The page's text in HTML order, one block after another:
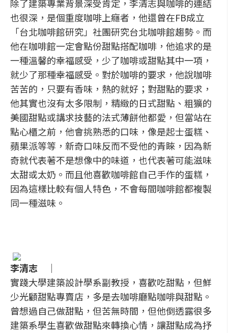
除了建築專業背景深受肯定，李清志與咖啡的連結
也很深，是個重度咖啡上癮者，他還曾在FB成立
「台北咖啡館研究」社團研究台北咖啡館趨勢。而
他在咖啡館一定會點份甜點搭配咖啡，他追求的是
一種溫馨的幸福感受，少了咖啡或甜點其中一項，
就少了那種幸福感受。對於咖啡的要求，他說咖啡
苦苦的，只要有香味，熱的就好；對甜點的要求，
他其實也沒有太多限制，精緻的日式甜點、粗獷的
美國甜點或講求技藝的法式薄餅他都愛，但當站在
點心櫃之前，他會挑熟悉的口味，像是起士蛋糕、
蘋果派等等，新奇口味反而不受他的青睞，因為新
奇就代表著不是想像中的味道，也代表著可能滋味
太甜或太奶。而且他喜歡咖啡館自己手作的蛋糕，
因為這樣比較有個人特色，不會每間咖啡館都複製
同一種滋味。
李清志 │
實踐大學建築設計學系副教授，喜歡吃甜點，但鮮
少光顧甜點專賣店，多是去咖啡廳點咖啡與甜點。
曾想過自己做甜點，但苦無時間，但他倒透露很多
建築系學生喜歡做甜點來轉換心情，讓甜點成為抒